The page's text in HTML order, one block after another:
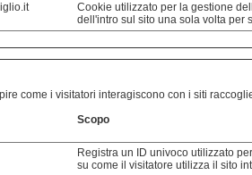
Cookie utilizzato per la gestione
dell'intro sul sito una sola volta per
come i visitatori interagiscono con i siti
Scopo
Registra un ID univoco utilizzato
su come il visitatore utilizza il sito